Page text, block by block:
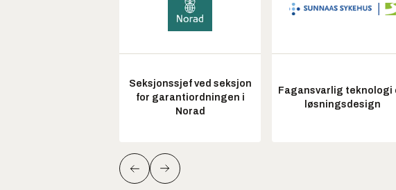
Seksjonssjef ved seksjon
for garantiordningen i
Norad
Fagansvarlig teknologi
løsningsdesign